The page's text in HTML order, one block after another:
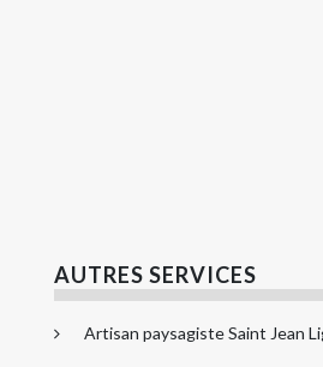
AUTRES SERVICES
Artisan paysagiste Saint Jean